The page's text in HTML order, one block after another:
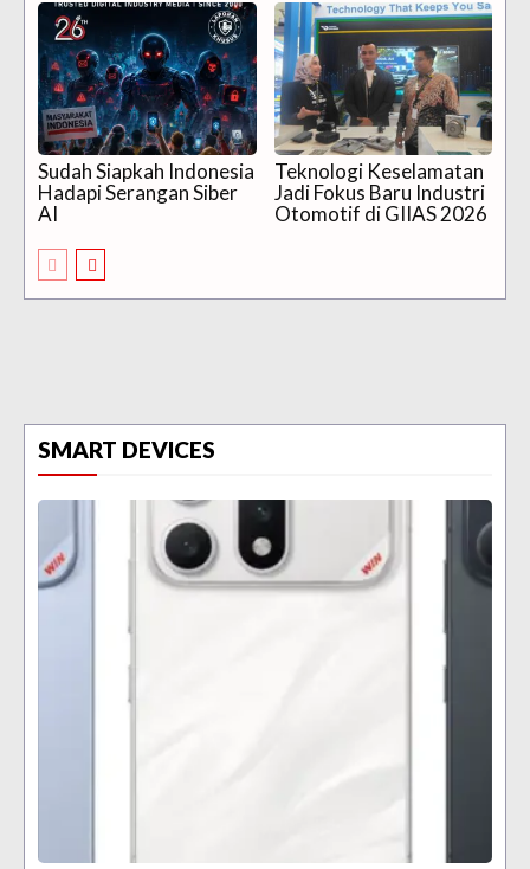
Sudah Siapkah Indonesia
Hadapi Serangan Siber
AI
Teknologi Keselamatan
Jadi Fokus Baru Industri
Otomotif di GIIAS 2026
SMART DEVICES